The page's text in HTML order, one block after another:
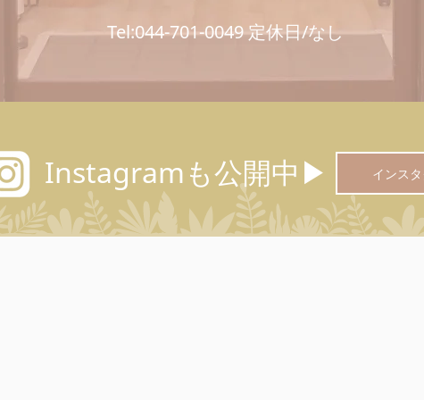
Tel:044-701-0049 定休日/なし
Instagramも公開中▶︎ インス